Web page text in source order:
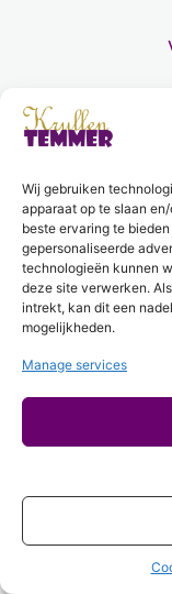
Wij gebruiken
apparaat op te slaan
beste ervaring te
gepersonaliseerde
technologieën kunnen
deze site verwerken.
intrekt, kan dit een
mogelijkheden.
Manage services
2 lessen
Drogen
Slapen
2 lessen
Refreshen
2 lessen
Haarroutine
Gemiddelde